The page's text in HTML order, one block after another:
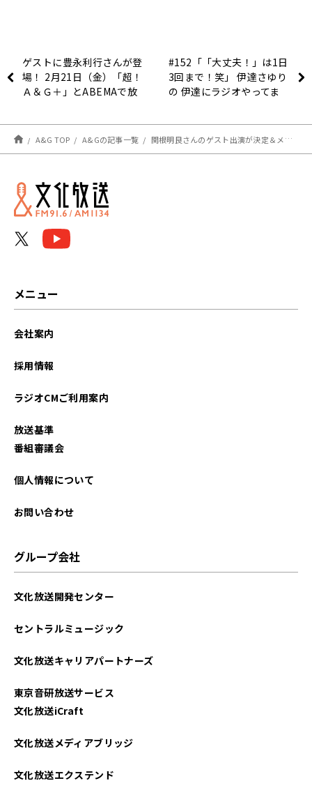
ゲストに豊永利行さんが登
場！ 2月21日（金）「超！
Ａ＆Ｇ＋」とABEMAで放
スDUO』#45
#152「「大丈夫！」は1日
3回まで！笑」 伊達さゆり
の 伊達にラジオやってま
A&G TOP A&Gの記事一覧 関根明良さんのゲスト出演が決定＆メール大募集！【悪役令嬢ラジオおじさん】
メニュー
会社案内
採用情報
ラジオCMご利用案内
放送基準
番組審議会
個人情報について
お問い合わせ
グループ会社
文化放送開発センター
セントラルミュージック
文化放送キャリアパートナーズ
東京音研放送サービス
文化放送iCraft
文化放送メディアブリッジ
文化放送エクステンド